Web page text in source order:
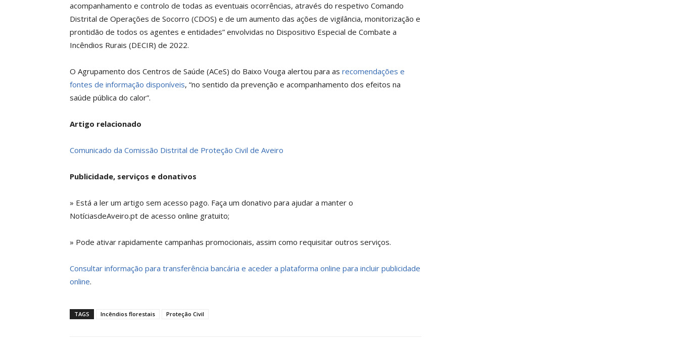
acompanhamento e controlo de todas as eventuais ocorrências, através do respetivo Comando
Distrital de Operações de Socorro (CDOS) e de um aumento das ações de vigilância, monitorização e
prontidão de todos os agentes e entidades” envolvidas no Dispositivo Especial de Combate a
Incêndios Rurais (DECIR) de 2022.
O Agrupamento dos Centros de Saúde (ACeS) do Baixo Vouga alertou para as recomendações e
fontes de informação disponíveis, “no sentido da prevenção e acompanhamento dos efeitos na
saúde pública do calor”.
Artigo relacionado
Comunicado da Comissão Distrital de Proteção Civil de Aveiro
Publicidade, serviços e donativos
» Está a ler um artigo sem acesso pago. Faça um donativo para ajudar a manter o
NotíciasdeAveiro.pt de acesso online gratuito;
» Pode ativar rapidamente campanhas promocionais, assim como requisitar outros serviços.
Consultar informação para transferência bancária e aceder a plataforma online para incluir publicidade
online.
TAGS Incêndios florestais Proteção Civil